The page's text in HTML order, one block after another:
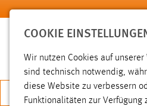
Zum Hauptinhalt springen
JETZT
COOKIE
Wir nutzen Cookies auf
sind technisch notwendig,
diese Website zu verbessern
Funktionalitäten zur Verfügung